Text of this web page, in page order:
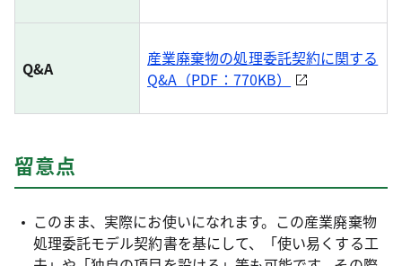
Q&A
産業廃棄物の処理委託契約に関する
Q&A（PDF：770KB）
留意点
このまま、実際にお使いになれます。この産業廃棄物
処理委託モデル契約書を基にして、「使い易くする工